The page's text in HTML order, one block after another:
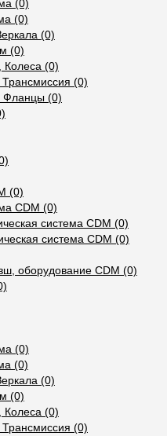
(0)
(0)
(0)
(0)
Колеса (0)
(0)
Фланцы (0)
(0)
CDM (0)
система CDM (0)
система CDM (0)
оборудование CDM (0)
(0)
(0)
(0)
(0)
Колеса (0)
(0)